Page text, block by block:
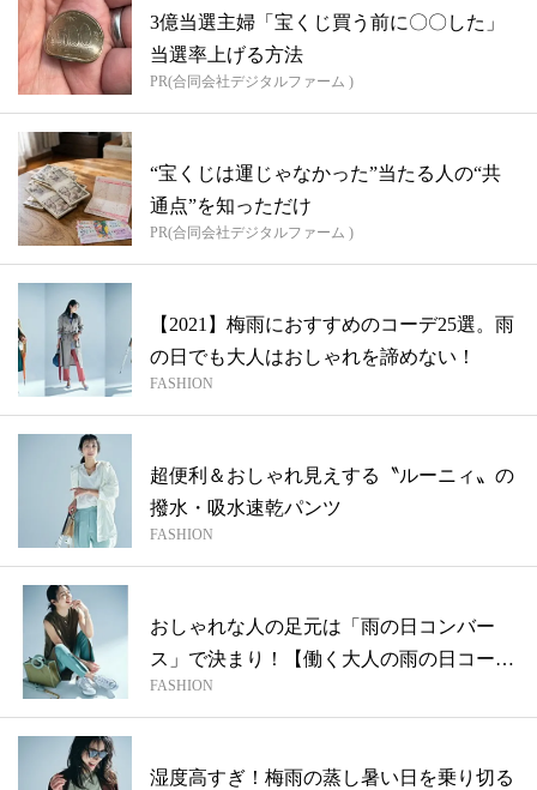
3億当選主婦「宝くじ買う前に〇〇した」
当選率上げる方法
PR(合同会社デジタルファーム )
“宝くじは運じゃなかった”当たる人の“共
通点”を知っただけ
PR(合同会社デジタルファーム )
【2021】梅雨におすすめのコーデ25選。雨
の日でも大人はおしゃれを諦めない！
FASHION
超便利＆おしゃれ見えする〝ルーニィ〟の
撥水・吸水速乾パンツ
FASHION
おしゃれな人の足元は「雨の日コンバー
ス」で決まり！【働く大人の雨の日コー
デ】
FASHION
湿度高すぎ！梅雨の蒸し暑い日を乗り切る